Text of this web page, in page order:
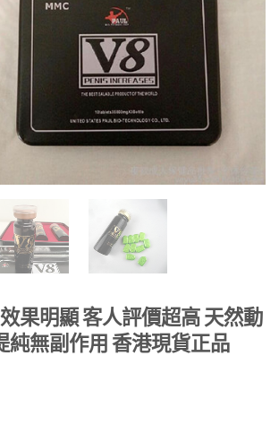
果明顯 客人評價超高 天然動
純無副作用 香港現貨正品